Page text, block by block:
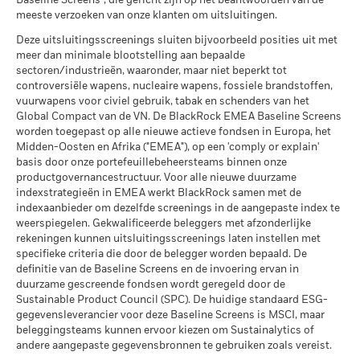
30%. De Belgische roerende voorheffing die toegepast wordt
wederinkoopprijs van kapitalisatie- en distributieaandelen
die meer dan 10% van hun activa beleggen in om het even
welk type van schuldvorderingen, bedraagt 30%.
Publicatie van de netto-inventariswaarde:
www.blackrock.com/be, De Tijd,www.fundinfo.com. Gelieve
voor klachten over dit fonds contact op te nemen met
BlackRock op het nummer 02 402 49 00, of een e-mail te
sturen naar belux@blackrock.com.
telefoongesprekken doorgaans opgenomen.
U kunt ook
contact opnemen met de Consumer Mediation Service. Meer
informatie vindt u ophttp://www.ombudsfin.be
Gunstig
Wat u kunt terugkrijgen na aftrek van
Het stressscenario laat zien wat u zou kunnen terugkrijgen in
extreme marktomstandigheden.
per 30/jun/2026
MSCI – Ketelkool
per 30/jun/2026
0,00%
MSCI – Oliezand
per 30/jun/2026
Betrokkenheid van
bedrijfsleven Dekking
per 30/jun/2026
Percentage niet-gedekt
Fonds
per 30/jun/2026
76,81%
De blootstellingen van BlackRock inzake betrokkenheid van
het bedrijfsleven, zoals hierboven weergegeven voor
Ketelkool en Oliezand, worden berekend en gerapporteerd
voor bedrijven die meer dan 5% van hun inkomsten
genereren uit ketelkool of oliezand zoals bepaald door MSCI
meeste verzoeken van onze klanten om uitsluitingen.
Deze uitsluitingsscreenings sluiten bijvoorbeeld posities uit met
meer dan minimale blootstelling aan bepaalde
sectoren/industrieën, waaronder, maar niet beperkt tot
controversiële wapens, nucleaire wapens, fossiele brandstoffen,
vuurwapens voor civiel gebruik, tabak en schenders van het
Global Compact van de VN. De BlackRock EMEA Baseline Screens
worden toegepast op alle nieuwe actieve fondsen in Europa, het
Midden-Oosten en Afrika ("EMEA"), op een 'comply or explain'
basis door onze portefeuillebeheersteams binnen onze
productgovernancestructuur. Voor alle nieuwe duurzame
indexstrategieën in EMEA werkt BlackRock samen met de
indexaanbieder om dezelfde screenings in de aangepaste index te
weerspiegelen. Gekwalificeerde beleggers met afzonderlijke
rekeningen kunnen uitsluitingsscreenings laten instellen met
specifieke criteria die door de belegger worden bepaald. De
definitie van de Baseline Screens en de invoering ervan in
duurzame gescreende fondsen wordt geregeld door de
Sustainable Product Council (SPC). De huidige standaard ESG-
gegevensleverancier voor deze Baseline Screens is MSCI, maar
beleggingsteams kunnen ervoor kiezen om Sustainalytics of
andere aangepaste gegevensbronnen te gebruiken zoals vereist.